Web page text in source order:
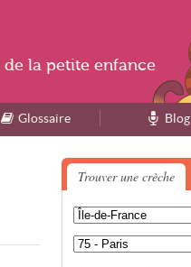
Glossaire Blog
Trouver une crèche
de la petite enfance